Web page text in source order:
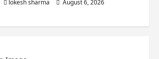
lokesh sharma
August 6, 2026